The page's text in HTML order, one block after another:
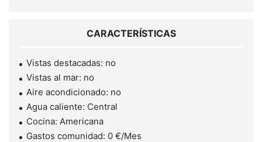
CARACTERÍSTICAS
Vistas destacadas: no
Vistas al mar: no
Aire acondicionado: no
Agua caliente: Central
Cocina: Americana
Gastos comunidad: 0 €/Mes